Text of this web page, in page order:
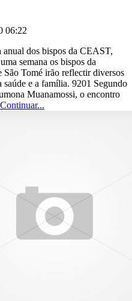
06:22
anual dos bispos da CEAST,
semana os bispos da
Tomé irão reflectir diversos
saúde e a família. 9201 Segundo
Muanamossi, o encontro
Continuar...